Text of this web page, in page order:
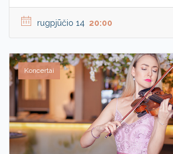
rugpjūčio 14 20:00
Koncertai